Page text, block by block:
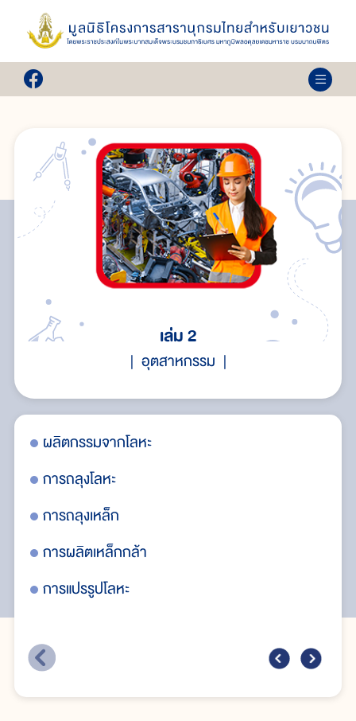
เล่ม 2
อุตสาหกรรม
ผลิตกรรมจากโลหะ
การถลุงโลหะ
การถลุงเหล็ก
การผลิตเหล็กกล้า
การแปรรูปโลหะ